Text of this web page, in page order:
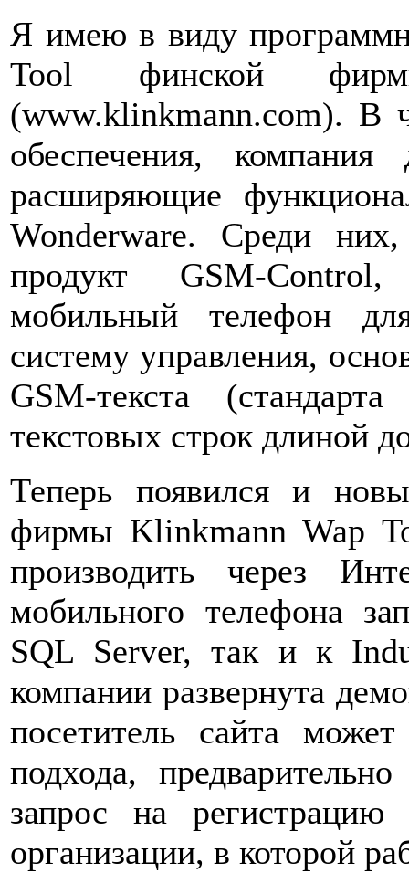
Я имею в виду
Tool финской
(www.klinkmann.com). В
обеспечения,
расширяющие
Wonderware. Среди
продукт GSM-Control,
мобильный телефон
систему управления,
GSM-текста
текстовых строк длиной
Теперь появился и
фирмы Klinkmann Wap
производить через
мобильного телефона
SQL Server, так и к
компании развернута
посетитель сайта
подхода,
запрос на
организации, в которой